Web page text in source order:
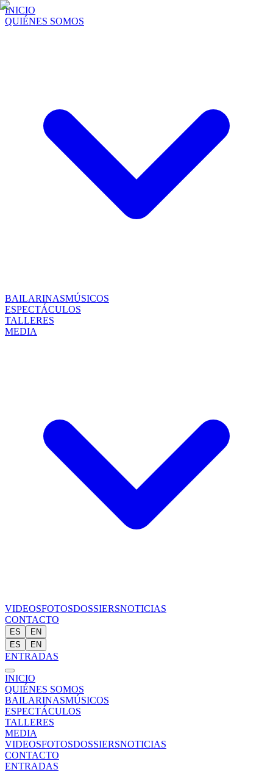
INICIO
QUIÉNES SOMOS
BAILARINASMÚSICOS
ESPECTÁCULOS
TALLERES
MEDIA
VIDEOSFOTOSDOSSIERSNOTICIAS
CONTACTO
ES
EN
ES
EN
ENTRADAS
INICIO
QUIÉNES SOMOS
BAILARINASMÚSICOS
ESPECTÁCULOS
TALLERES
MEDIA
VIDEOSFOTOSDOSSIERSNOTICIAS
CONTACTO
ENTRADAS